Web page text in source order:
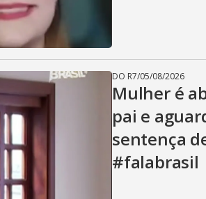
DO R7/05/08/2026
Mulher é
pai e
sentença
#falabrasil